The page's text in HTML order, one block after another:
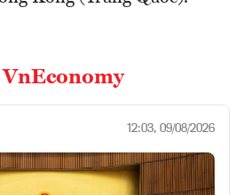
VnEconomy
12:03, 09/08/2026